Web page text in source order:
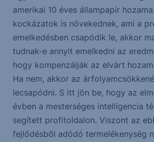
amerikai 10 éves állampapír
kockázatok is növekednek, ami a
emelkedésben csapódik le, akkor
tudnak-e annyit emelkedni az
hogy kompenzálják az elvárt
Ha nem, akkor az
lecsapódni. S itt jön be, hogy az
évben a mesterséges intelligencia
segített profitoldalon. Viszont az
fejlődésből adódó termelékenység